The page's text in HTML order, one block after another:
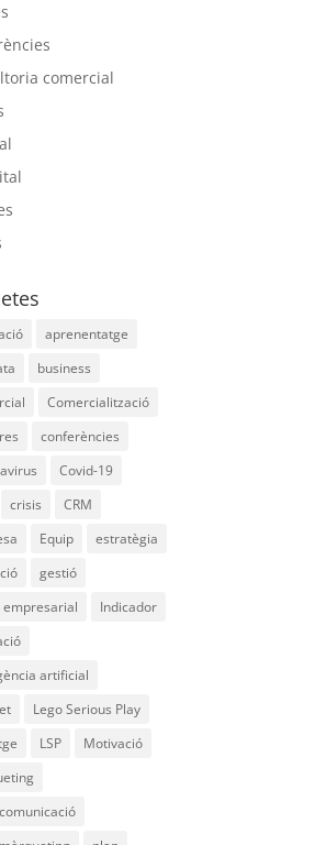
comercial
aprenentatge
business
Comercialització
conferències
Covid-19
crisis
CRM
Equip
estratègia
gestió
empresarial
Indicador
artificial
Lego Serious Play
LSP
Motivació